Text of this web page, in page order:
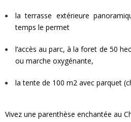
la terrasse extérieure
temps le permet
l’accès au parc, à la foret de 50
ou marche oxygénante,
la tente de 100 m2 avec parquet
Vivez une parenthèse enchantée au